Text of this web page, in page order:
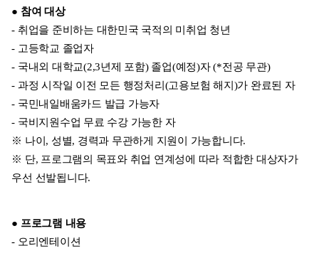
● 참여 대상
- 취업을 준비하는 대한민국 국적의 미취업 청년
- 고등학교 졸업자
- 국내외 대학교(2,3년제 포함) 졸업(예정)자 (*전공 무관)
- 과정 시작일 이전 모든 행정처리(고용보험 해지)가 완료된 자
- 국민내일배움카드 발급 가능자
- 국비지원수업 무료 수강 가능한 자
※ 나이, 성별, 경력과 무관하게 지원이 가능합니다.
※ 단, 프로그램의 목표와 취업 연계성에 따라 적합한 대상자가
우선 선발됩니다.
● 프로그램 내용
- 오리엔테이션